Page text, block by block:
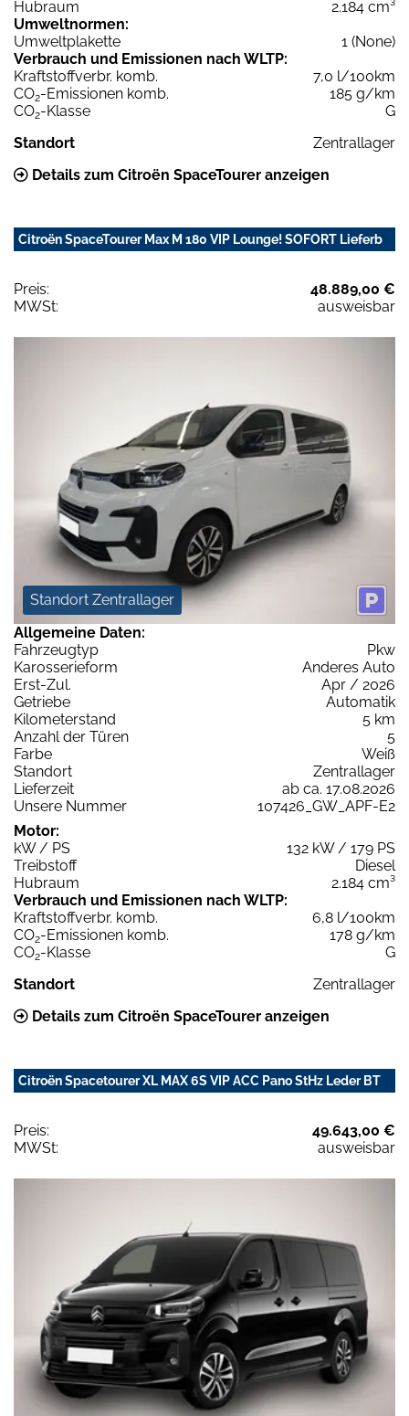
Hubraum
2.184 cm³
Umweltnormen:
Umweltplakette
1 (None)
Verbrauch und Emissionen nach WLTP:
Kraftstoffverbr. komb.
7,0 l/100km
CO2-Emissionen komb.
185 g/km
CO2-Klasse
G
Standort
Zentrallager
Details zum Citroën SpaceTourer anzeigen
Citroën SpaceTourer Max M 180 VIP Lounge! SOFORT Lieferb
Preis:
48.889,00 €
MWSt:
ausweisbar
Standort Zentrallager
Allgemeine Daten:
Fahrzeugtyp
Pkw
Karosserieform
Anderes Auto
Erst-Zul.
Apr / 2026
Getriebe
Automatik
Kilometerstand
5 km
Anzahl der Türen
5
Farbe
Weiß
Standort
Zentrallager
Lieferzeit
ab ca. 17.08.2026
Unsere Nummer
107426_GW_APF-E2
Motor:
kW / PS
132 kW / 179 PS
Treibstoff
Diesel
Hubraum
2.184 cm³
Verbrauch und Emissionen nach WLTP:
Kraftstoffverbr. komb.
6,8 l/100km
CO2-Emissionen komb.
178 g/km
CO2-Klasse
G
Standort
Zentrallager
Details zum Citroën SpaceTourer anzeigen
Citroën Spacetourer XL MAX 6S VIP ACC Pano StHz Leder BT
Preis:
49.643,00 €
MWSt:
ausweisbar